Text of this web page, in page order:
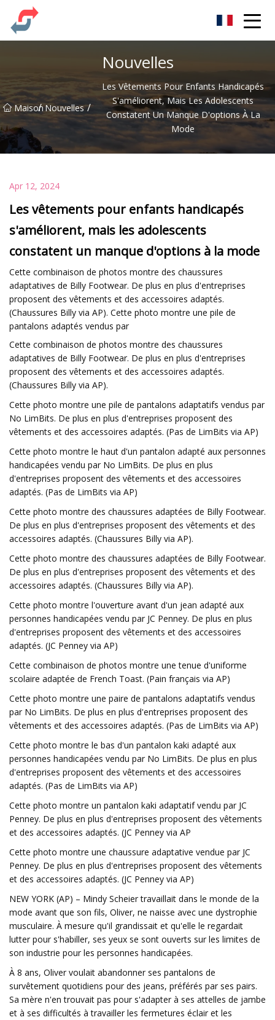
Nouvelles
Maison
/ Nouvelles /
Les Vêtements Pour Enfants Handicapés
S'améliorent, Mais Les Adolescents
Constatent Un Manque D'options À La
Mode
Apr 12, 2024
Les vêtements pour enfants handicapés
s'améliorent, mais les adolescents
constatent un manque d'options à la mode
Cette combinaison de photos montre des chaussures
adaptatives de Billy Footwear. De plus en plus d'entreprises
proposent des vêtements et des accessoires adaptés.
(Chaussures Billy via AP). Cette photo montre une pile de
pantalons adaptés vendus par
Cette combinaison de photos montre des chaussures
adaptatives de Billy Footwear. De plus en plus d'entreprises
proposent des vêtements et des accessoires adaptés.
(Chaussures Billy via AP).
Cette photo montre une pile de pantalons adaptatifs vendus par
No LimBits. De plus en plus d'entreprises proposent des
vêtements et des accessoires adaptés. (Pas de LimBits via AP)
Cette photo montre le haut d'un pantalon adapté aux personnes
handicapées vendu par No LimBits. De plus en plus
d'entreprises proposent des vêtements et des accessoires
adaptés. (Pas de LimBits via AP)
Cette photo montre des chaussures adaptées de Billy Footwear.
De plus en plus d'entreprises proposent des vêtements et des
accessoires adaptés. (Chaussures Billy via AP).
Cette photo montre des chaussures adaptées de Billy Footwear.
De plus en plus d'entreprises proposent des vêtements et des
accessoires adaptés. (Chaussures Billy via AP).
Cette photo montre l'ouverture avant d'un jean adapté aux
personnes handicapées vendu par JC Penney. De plus en plus
d'entreprises proposent des vêtements et des accessoires
adaptés. (JC Penney via AP)
Cette combinaison de photos montre une tenue d'uniforme
scolaire adaptée de French Toast. (Pain français via AP)
Cette photo montre une paire de pantalons adaptatifs vendus
par No LimBits. De plus en plus d'entreprises proposent des
vêtements et des accessoires adaptés. (Pas de LimBits via AP)
Cette photo montre le bas d'un pantalon kaki adapté aux
personnes handicapées vendu par No LimBits. De plus en plus
d'entreprises proposent des vêtements et des accessoires
adaptés. (Pas de LimBits via AP)
Cette photo montre un pantalon kaki adaptatif vendu par JC
Penney. De plus en plus d'entreprises proposent des vêtements
et des accessoires adaptés. (JC Penney via AP
Cette photo montre une chaussure adaptative vendue par JC
Penney. De plus en plus d'entreprises proposent des vêtements
et des accessoires adaptés. (JC Penney via AP)
NEW YORK (AP) – Mindy Scheier travaillait dans le monde de la
mode avant que son fils, Oliver, ne naisse avec une dystrophie
musculaire. À mesure qu'il grandissait et qu'elle le regardait
lutter pour s'habiller, ses yeux se sont ouverts sur les limites de
son industrie pour les personnes handicapées.
À 8 ans, Oliver voulait abandonner ses pantalons de
survêtement quotidiens pour des jeans, préférés par ses pairs.
Sa mère n'en trouvait pas pour s'adapter à ses attelles de jambe
et à ses difficultés à travailler les fermetures éclair et les